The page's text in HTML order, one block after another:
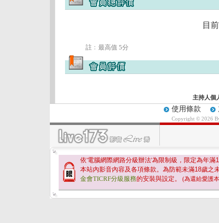
目
註﹕最高值 5分
主持人個
使用條款
Copyright © 2026
依'電腦網際網路分級辦法'為限制級，限定為年滿
本站內影音內容及各項條款。為防範未滿18歲之
金會TICRF分級服務的安裝與設定。 (為還給愛護